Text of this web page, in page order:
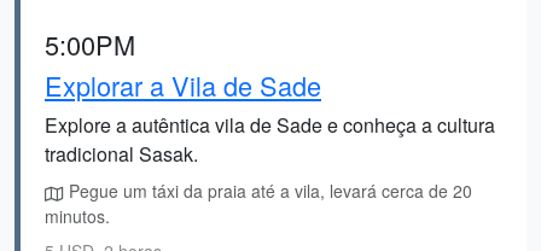
5:00PM
Explorar a Vila de Sade
Explore a autêntica vila de Sade e conheça a cultura
tradicional Sasak.
Pegue um táxi da praia até a vila, levará cerca de 20
minutos.